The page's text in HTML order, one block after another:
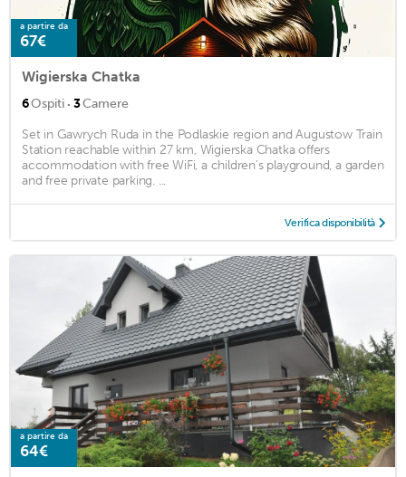
a partire da
67€
Wigierska Chatka
6Ospiti · 3Camere
Set in Gawrych Ruda in the Podlaskie region and Augustow Train
Station reachable within 27 km, Wigierska Chatka offers
accommodation with free WiFi, a children's playground, a garden
and free private parking. ...
Verifica disponibilità
a partire da
64€